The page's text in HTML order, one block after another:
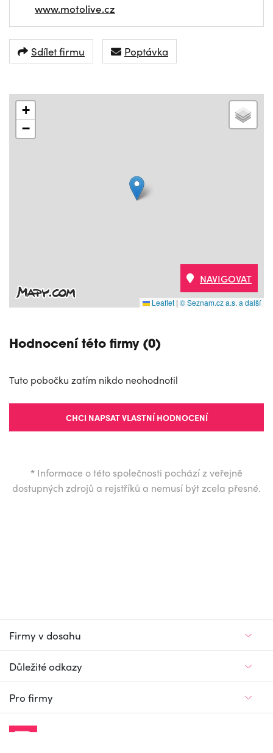
www.motolive.cz
Sdílet firmu Poptávka
+
−
Leaflet | © Seznam.cz a.s. a další
NAVIGOVAT
Hodnocení této firmy (0)
Tuto pobočku zatím nikdo neohodnotil
CHCI NAPSAT VLASTNÍ HODNOCENÍ
* Informace o této společnosti pochází z veřejně
dostupných zdrojů a rejstříků a nemusí být zcela přesné.
Firmy v dosahu
Důležité odkazy
Pro firmy